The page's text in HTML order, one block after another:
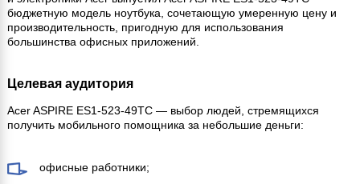
бюджетную модель ноутбука, сочетающую умеренную цену и
производительность, пригодную для использования
большинства офисных приложений.
Целевая аудитория
Acer ASPIRE ES1-523-49TC — выбор людей, стремящихся
получить мобильного помощника за небольшие деньги:
офисные работники;